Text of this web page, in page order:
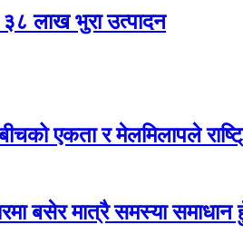
३८ लाख भुरा उत्पादन
एकता र मेलमिलापले
बसेर मात्रै समस्या समाधान